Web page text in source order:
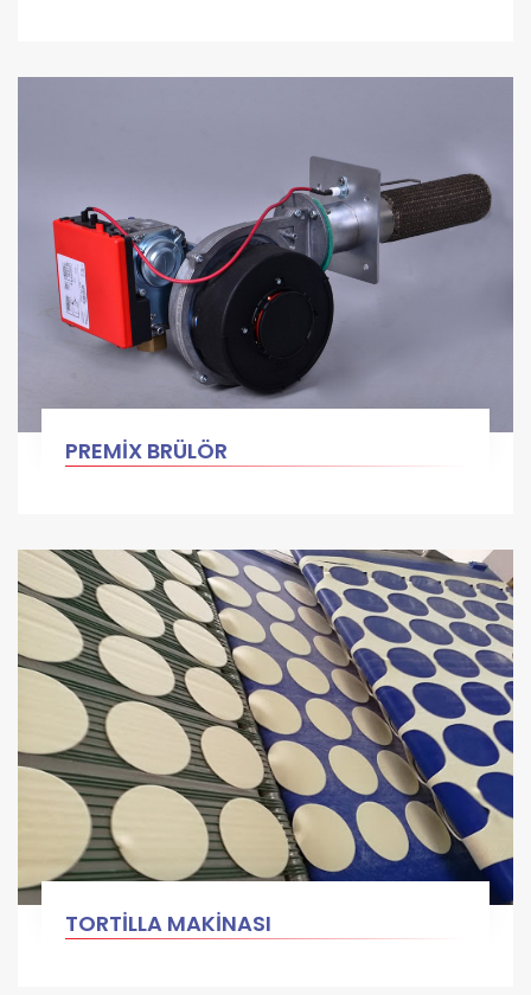
PREMİX BRÜLÖR
TORTİLLA MAKİNASI